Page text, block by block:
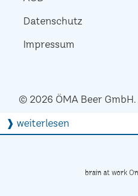
Datenschutz
Impressum
© 2026 ÖMA Beer
❱ weiterlesen
brain at work